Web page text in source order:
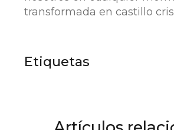
transformada en castillo
Etiquetas